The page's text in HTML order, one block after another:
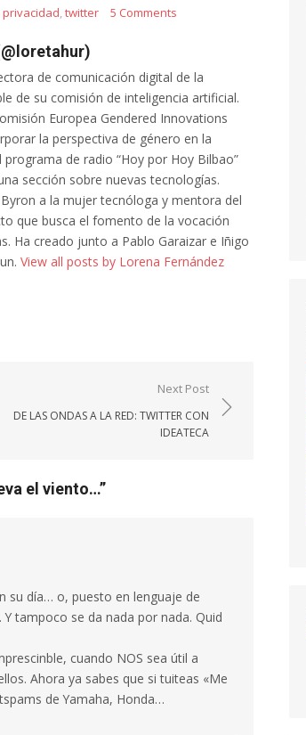
privacidad,twitter 5 Comments
de comunicación digital de la
de su comisión de inteligencia artificial.
Europea Gendered Innovations
la perspectiva de género en la
de radio “Hoy por Hoy Bilbao”
sección sobre nuevas tecnologías.
a la mujer tecnóloga y mentora del
que busca el fomento de la vocación
Ha creado junto a Pablo Garaizar e Iñigo
View all posts by Lorena Fernández
Next Post
DE LAS ONDAS A LA RED: TWITTER CON
IDEATECA
el viento…”
su día… o, puesto en lenguaje de
tampoco se da nada por nada. Quid
cuando NOS sea útil a
Ahora ya sabes que si tuiteas «Me
de Yamaha, Honda…